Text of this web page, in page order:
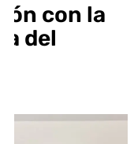
con la
del